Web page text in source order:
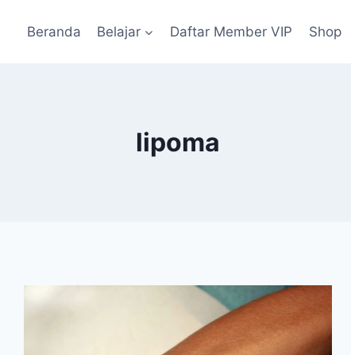
Beranda Belajar Daftar Member VIP Shop
lipoma